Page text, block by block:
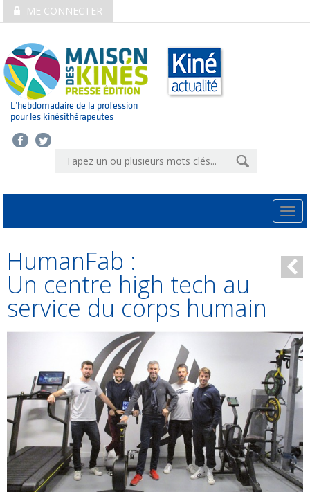
ME CONNECTER
L’hebdomadaire de la profession
pour les kinésithérapeutes
HumanFab :
Un centre high tech au
service du corps humain